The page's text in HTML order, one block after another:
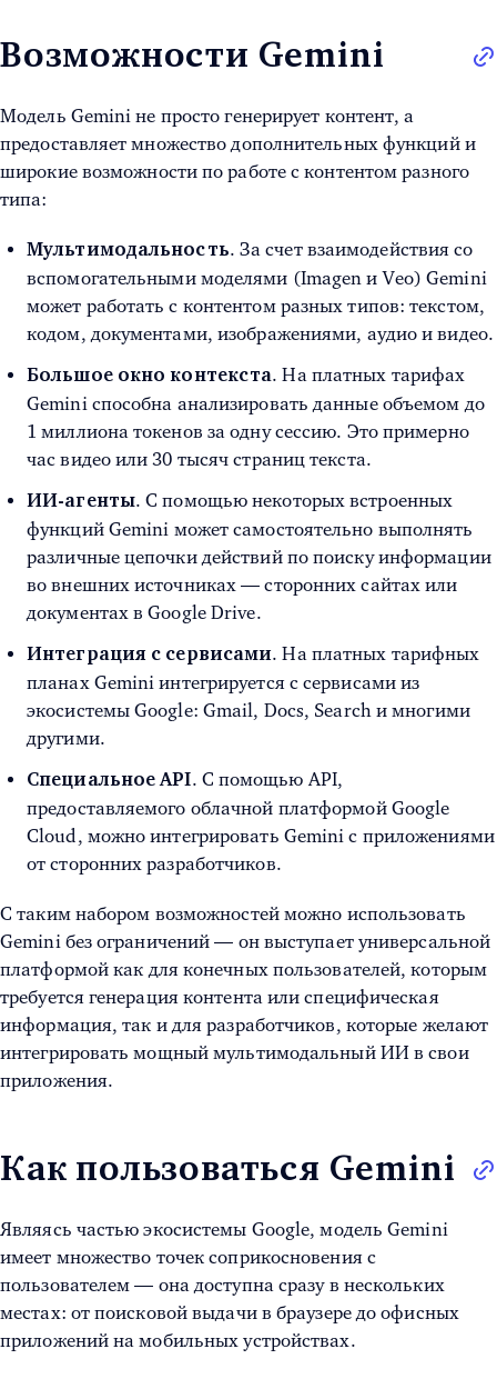
Возможности Gemini
Модель Gemini не просто генерирует контент, а
предоставляет множество дополнительных функций и
широкие возможности по работе с контентом разного
типа:
Мульти­модальность. За счет взаимодействия со
вспомогательными моделями (Imagen и Veo) Gemini
может работать с контентом разных типов: текстом,
кодом, документами, изображениями, аудио и видео.
Большое окно контекста. На платных тарифах
Gemini способна анализировать данные объемом до
1 миллиона токенов за одну сессию. Это примерно
час видео или 30 тысяч страниц текста.
ИИ-агенты. С помощью некоторых встроенных
функций Gemini может самостоятельно выполнять
различные цепочки действий по поиску информации
во внешних источниках — сторонних сайтах или
документах в Google Drive.
Интеграция с сервисами. На платных тарифных
планах Gemini интегрируется с сервисами из
экосистемы Google: Gmail, Docs, Search и многими
другими.
Специальное API. С помощью API,
предоставляемого облачной платформой Google
Cloud, можно интегрировать Gemini с приложениями
от сторонних разработчиков.
С таким набором возможностей можно использовать
Gemini без ограничений — он выступает универсальной
платформой как для конечных пользователей, которым
требуется генерация контента или специфическая
информация, так и для разработчиков, которые желают
интегрировать мощный мультимодальный ИИ в свои
приложения.
Как пользоваться Gemini
Являясь частью экосистемы Google, модель Gemini
имеет множество точек соприкосновения с
пользователем — она доступна сразу в нескольких
местах: от поисковой выдачи в браузере до офисных
приложений на мобильных устройствах.